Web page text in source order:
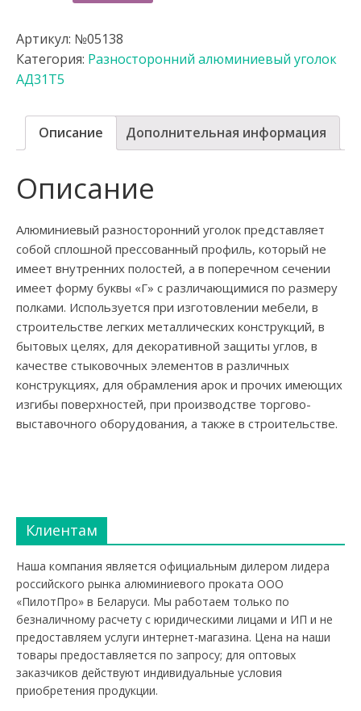
Артикул: №05138
Категория: Разносторонний алюминиевый уголок
АД31Т5
Описание Дополнительная информация
Описание
Алюминиевый разносторонний уголок представляет
собой сплошной прессованный профиль, который не
имеет внутренних полостей, а в поперечном сечении
имеет форму буквы «Г» с различающимися по размеру
полками. Используется при изготовлении мебели, в
строительстве легких металлических конструкций, в
бытовых целях, для декоративной защиты углов, в
качестве стыковочных элементов в различных
конструкциях, для обрамления арок и прочих имеющих
изгибы поверхностей, при производстве торгово-
выставочного оборудования, а также в строительстве.
Клиентам
Наша компания является официальным дилером лидера
российского рынка алюминиевого проката ООО
«ПилотПро» в Беларуси. Мы работаем только по
безналичному расчету с юридическими лицами и ИП и не
предоставляем услуги интернет-магазина. Цена на наши
товары предоставляется по запросу; для оптовых
заказчиков действуют индивидуальные условия
приобретения продукции.